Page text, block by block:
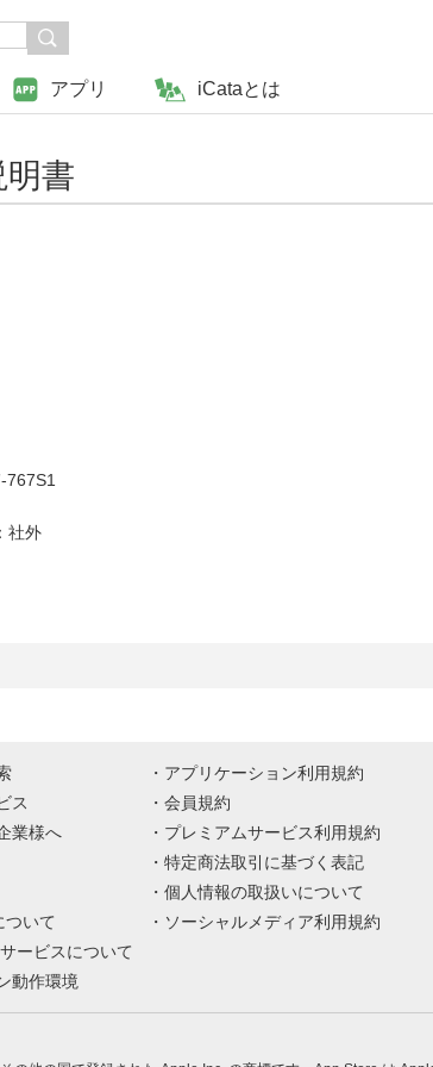
アプリ iCataとは
書
767S1
社外
ス
業様へ
ついて
ービスについて
動作環境
アプリケーション利用規約
会員規約
プレミアムサービス利用規約
特定商法取引に基づく表記
個人情報の取扱いについて
ソーシャルメディア利用規約